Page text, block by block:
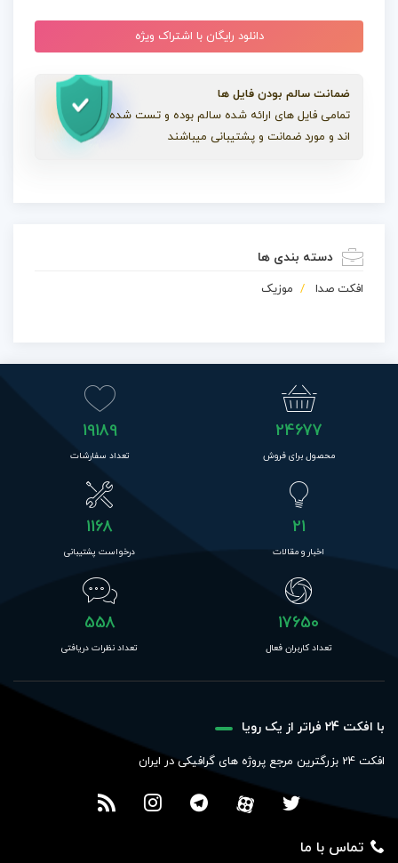
دانلود رایگان با اشتراک ویژه
ضمانت سالم بودن فایل ها
تمامی فایل های ارائه شده سالم بوده و تست شده
اند و مورد ضمانت و پشتیبانی میباشند
دسته بندی ها
افکت صدا موزیک
24677
محصول برای فروش
19189
تعداد سفارشات
21
اخبار و مقالات
1168
درخواست پشتیبانی
17650
تعداد کاربران فعال
558
تعداد نظرات دریافتی
با افکت 24 فراتر از یک رویا
افکت 24 بزرگترین مرجع پروژه های گرافیکی در ایران
تماس با ما